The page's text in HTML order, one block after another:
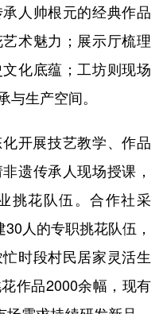
Français عربى
日本語 한국어
人帅根元的经典作品
术魅力；展示厅梳理
化底蕴；工坊则现场
生产空间。
开展技艺教学、作品
遗传承人现场授课，
挑花队伍。合作社采
人的专职挑花队伍，
时段村民居家灵活生
作品2000余幅，现有